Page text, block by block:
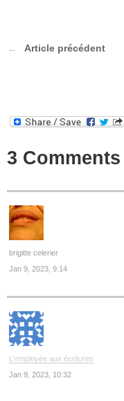
Article précédent
3 Comments
brigitte celerier
Jan 9, 2023, 9:14
L'employée aux écritures
Jan 9, 2023, 10:32